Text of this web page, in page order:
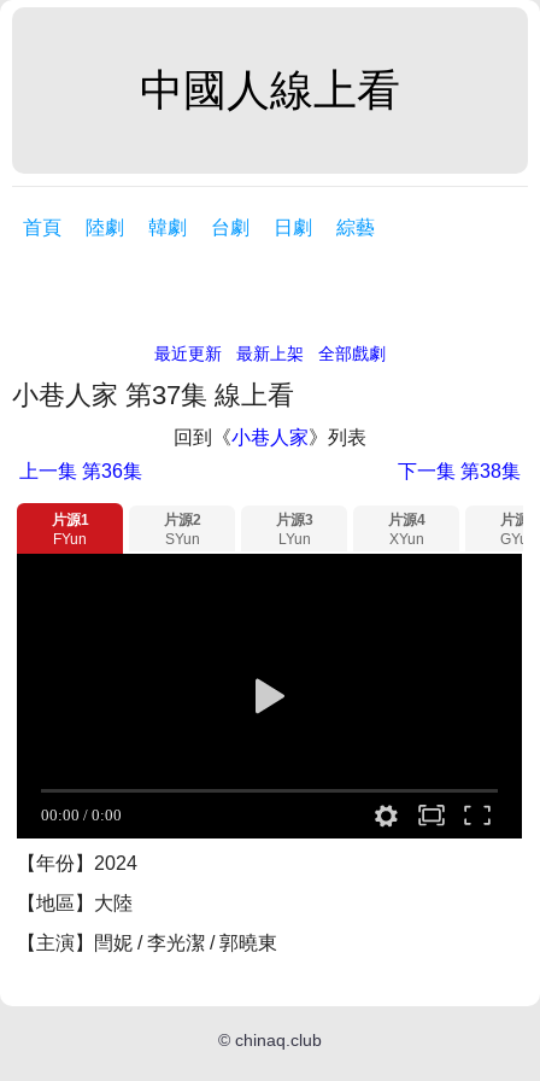
中國人線上看
首頁 陸劇 韓劇 台劇 日劇 綜藝
最近更新 最新上架 全部戲劇
小巷人家 第37集 線上看
回到《小巷人家》列表
上一集 第36集 下一集第38集
片源1
FYun
片源2
SYun
片源3
LYun
片源4
XYun
片源5
GYun
【年份】2024
【地區】大陸
【主演】閆妮 / 李光潔 / 郭曉東
© chinaq.club